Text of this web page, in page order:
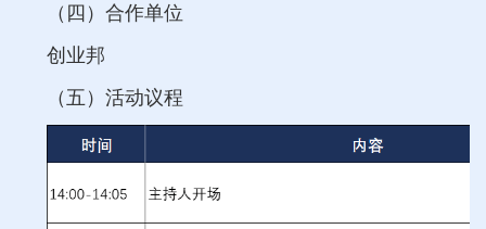
（四）合作单位
创业邦
（五）活动议程